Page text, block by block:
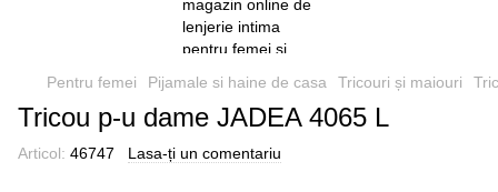
Pentru femei Pijamale si haine de casa Tricouri și maiouri
Tricou p-u dame JADEA 4065 L
Articol: 46747 Lasa-ți un comentariu